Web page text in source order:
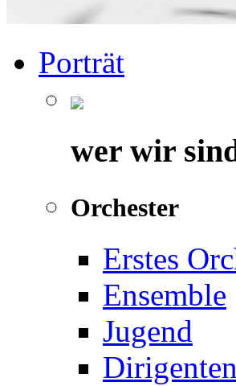
Porträt
wer wir
Orchester
Erstes
Ensemble
Jugend
Dirigenten